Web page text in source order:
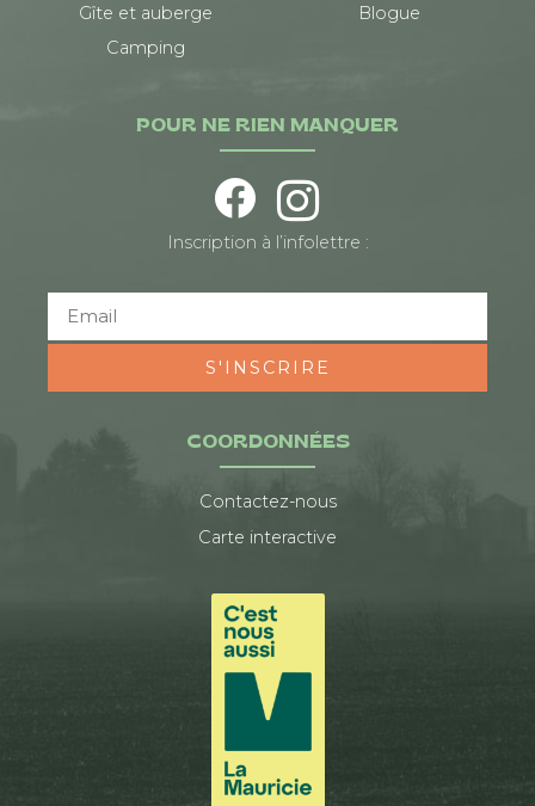
Gîte et auberge
Camping
Blogue
COORDONNÉES
Contactez-nous
Carte interactive
POUR NE RIEN MANQUER
Inscription à l’infolettre :
S'INSCRIRE